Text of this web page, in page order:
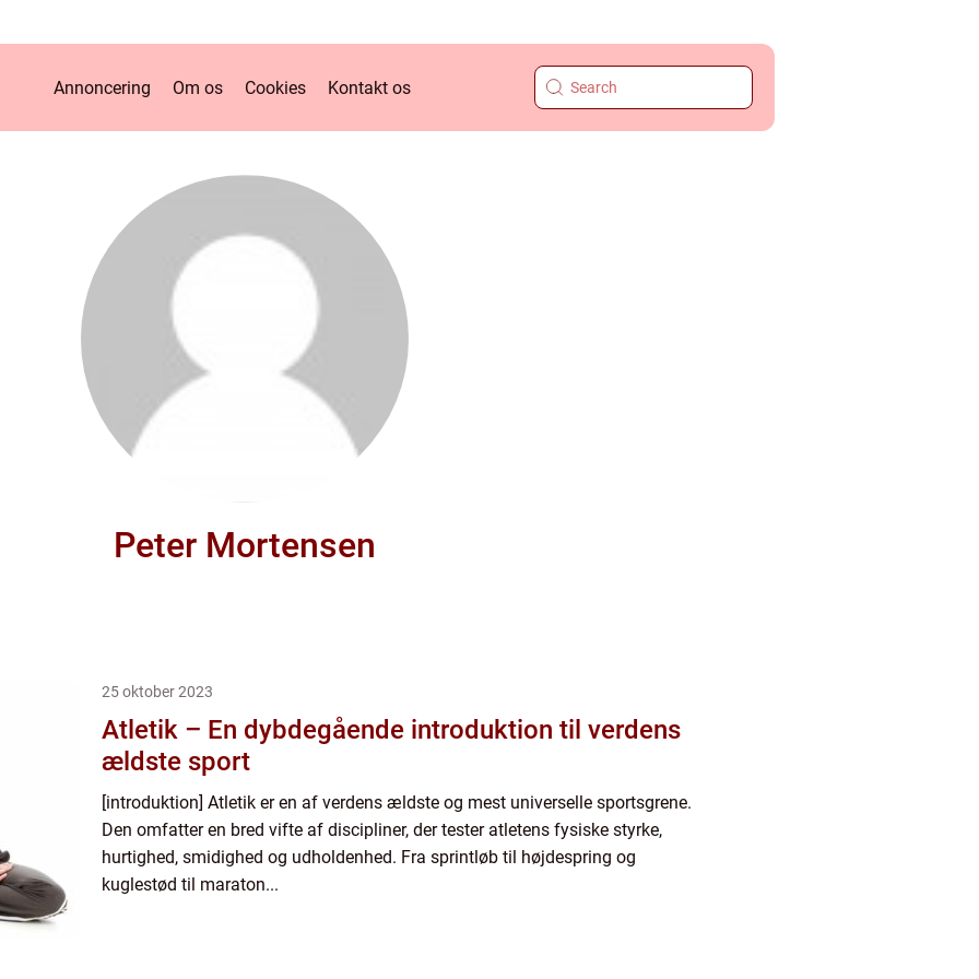
Annoncering Om os Cookies Kontakt os
Peter Mortensen
25 oktober 2023
Atletik – En dybdegående introduktion til verdens
ældste sport
[introduktion] Atletik er en af verdens ældste og mest universelle sportsgrene.
Den omfatter en bred vifte af discipliner, der tester atletens fysiske styrke,
hurtighed, smidighed og udholdenhed. Fra sprintløb til højdespring og
kuglestød til maraton...